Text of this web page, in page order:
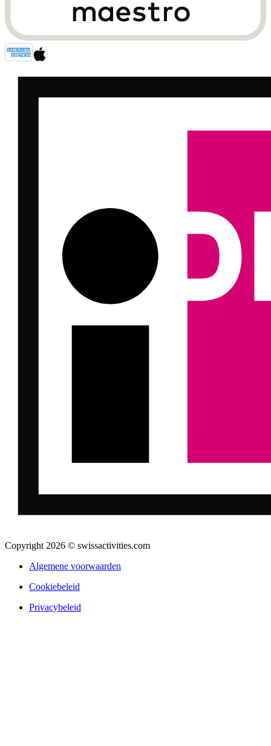
Copyright 2026 © swissactivities.com
Algemene voorwaarden
Cookiebeleid
Privacybeleid